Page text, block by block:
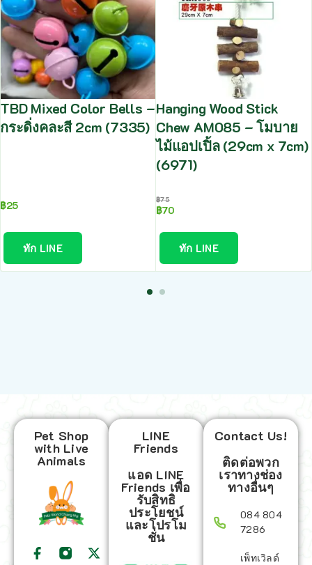
TBD Mixed Color Bells –
กระดิ่งคละสี 2cm (7335)
฿25
ทัก LINE
Hanging Wood Stick
Chew AM085 – โมบาย
ไม้แอปเปิ้ล (29cm x 7cm)
(6971)
฿75
฿70
ทัก LINE
Pet Shop
with Live
Animals
LINE
Friends
แอด LINE
Friends เพื่อ
รับสิทธิ
ประโยชน์
และโปรโม
ชั่น
Contact Us!
ติดต่อพวก
เราทางช่อง
ทางอื่นๆ
084 804
7286
เพ็ทเวิลด์